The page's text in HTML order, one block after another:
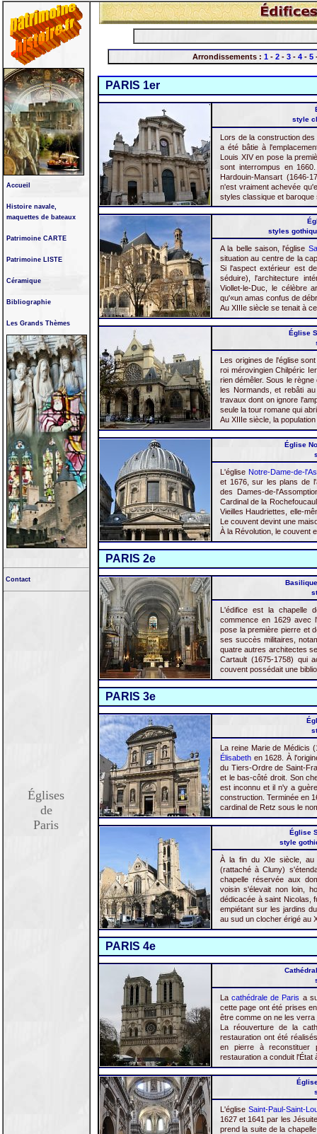
Accueil
Histoire navale,
maquettes de bateaux
Patrimoine CARTE
Patrimoine LISTE
Céramique
Bibliographie
Les Grands Thèmes
Contact
Églises
de
Paris
Arrondissements : 1 - 2 - 3 - 4 - 5
PARIS 1er
style
Lors de la construction
a été bâtie à
Louis XIV en pose la
sont interrompus en
Hardouin-Mansart (1646-
n'est vraiment achevée
styles classique et
styles
A la belle saison, l'église
situation au centre de la
Si l'aspect extérieur est
séduire), l'architecture
Viollet-le-Duc, le célèbre
qu'«un amas confus de
Au XIIIe siècle se tenait à
Église
Les origines de l'église
roi mérovingien Chilpéric
rien démêler. Sous le
les Normands, et rebâti
travaux dont on ignore
seule la tour romane qui
Au XIIIe siècle, la
Église
L'église Notre-Dame-de-
et 1676, sur les plans de
des Dames-de-
Cardinal de la
Vieilles Haudriettes, elle-
Le couvent devint une
À la Révolution, le couvent
PARIS 2e
L'édifice est la chapelle
commence en 1629 avec
pose la première pierre et
ses succès militaires,
quatre autres architectes
Cartault (1675-1758) qui
couvent possédait une
PARIS 3e
La reine Marie de Médicis
Élisabeth en 1628. À
du Tiers-Ordre de Saint-
et le bas-côté droit. Son
est inconnu et il n'y a
construction. Terminée en
cardinal de Retz sous le
Église
style
À la fin du XIe siècle, au
(rattaché à Cluny)
chapelle réservée aux
voisin s'élevait non loin,
dédicacée à saint Nicolas,
empiétant sur les jardins
au sud un clocher érigé au
PARIS 4e
Lacathédrale de Paris a
cette page ont été prises
être comme on ne les verra
La réouverture de la
restauration ont été
en pierre à reconstituer
restauration a conduit
L'égliseSaint-Paul-Saint-
1627 et 1641 par les
prend la suite de la